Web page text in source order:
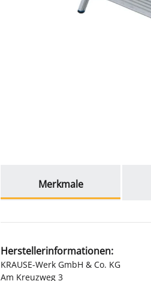
Merkmale
Herstellerinformationen:
KRAUSE-Werk GmbH & Co. KG
Am Kreuzweg 3